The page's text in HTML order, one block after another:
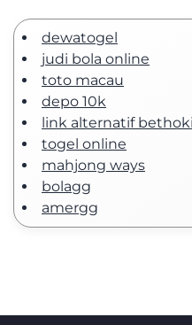
dewatogel
judi bola online
toto macau
depo 10k
link alternatif
togel online
mahjong ways
bolagg
amergg